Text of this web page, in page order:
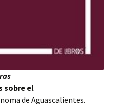
sobre el
de Aguascalientes.